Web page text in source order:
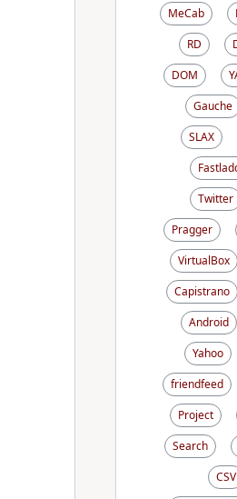
MeCab
RD
DOM
Gauche
SLAX
Twitter
Pragger
VirtualBox
Capistrano
Android
Yahoo
friendfeed
Project
Search
CSV